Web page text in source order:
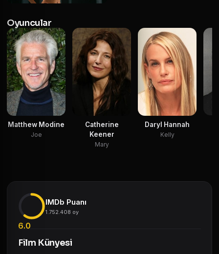
Oyuncular
Matthew Modine
Joe
Catherine
Keener
Mary
Daryl Hannah
Kelly
6.0
IMDb Puanı
1.752.408 oy
Film Künyesi